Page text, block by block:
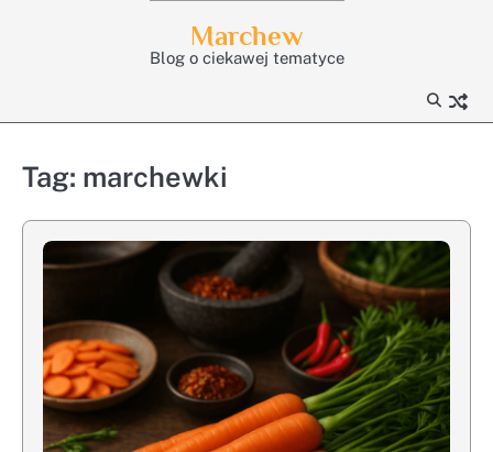
Marchew
Blog o ciekawej tematyce
Tag: marchewki